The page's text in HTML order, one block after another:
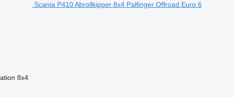
Scania P410 Abrollkipper 8x4 Palfinger Offroad Euro 6
8x4